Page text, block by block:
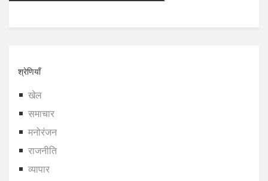
श्रेणियाँ
खेल
समाचार
मनोरंजन
राजनीति
व्यापार